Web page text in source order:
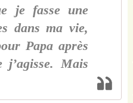
je fasse une
dans ma vie,
Papa après
j’agisse. Mais